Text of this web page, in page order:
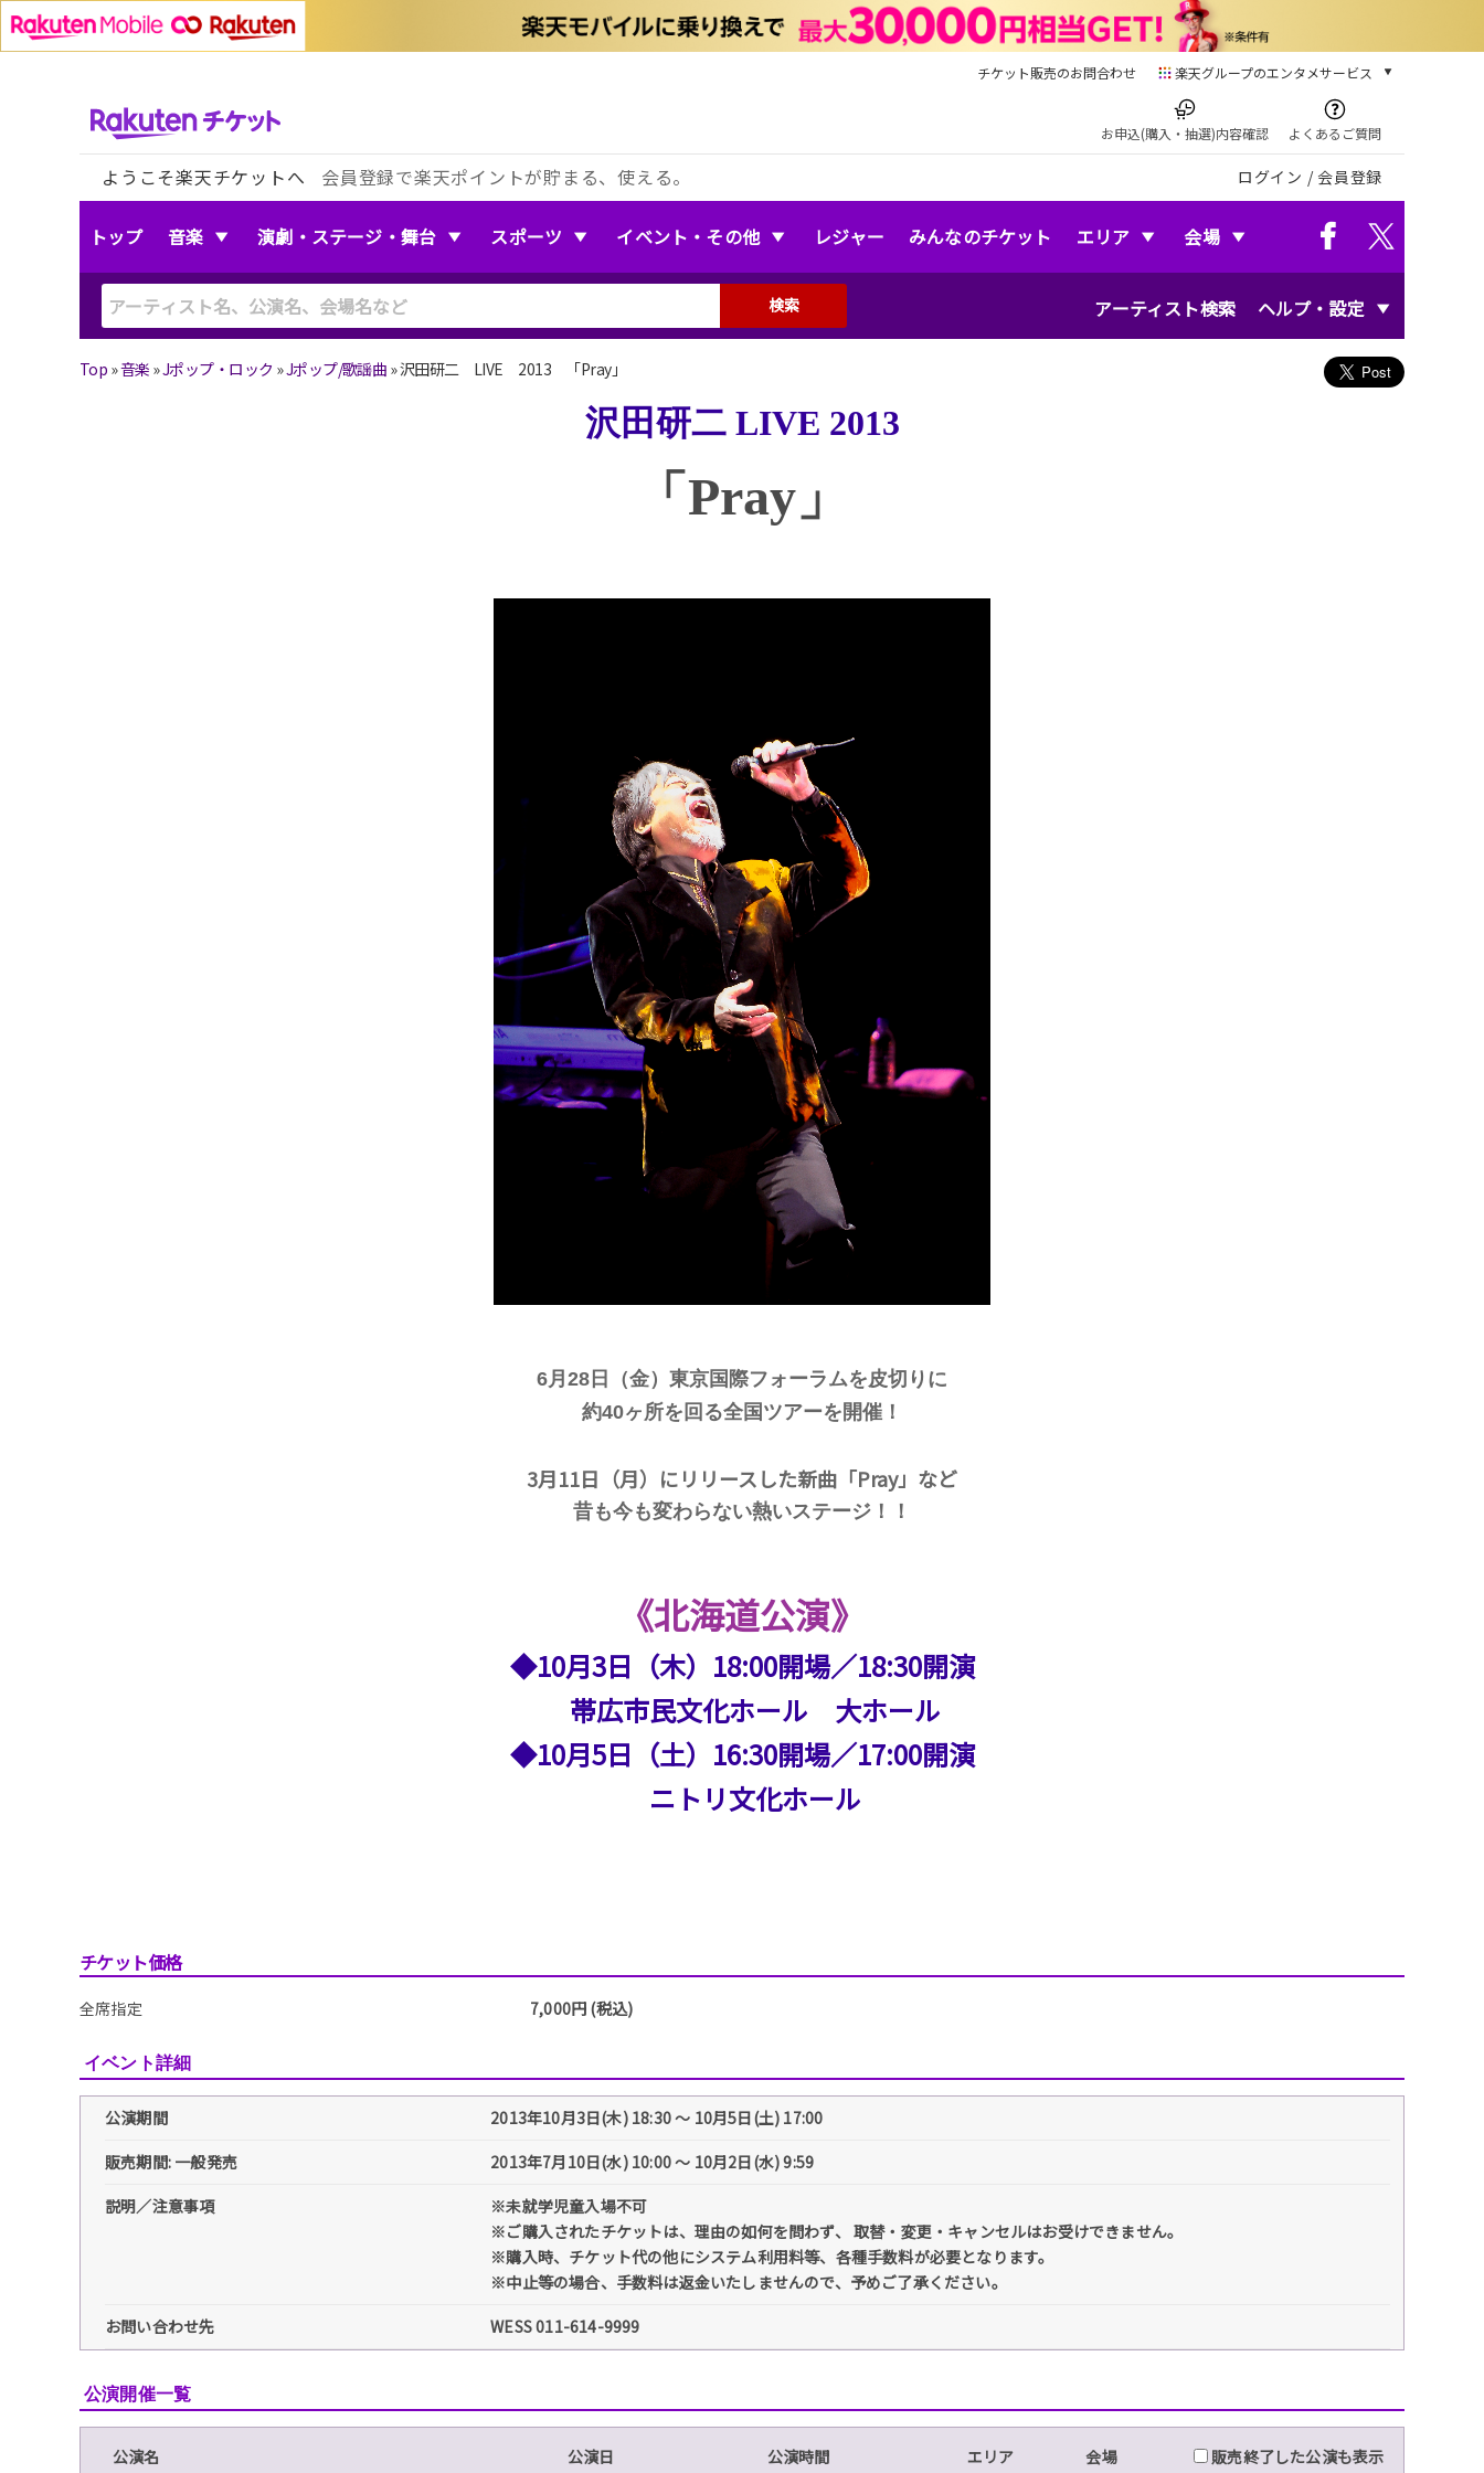
チケット販売のお問合わせ 楽天グループのエンタメサービス
本/ゲーム/CD/DVD
楽天ブックス
電子書籍
楽天Kobo
音楽配信
お申込(購入・抽選)内容確認 よくあるご質問
ようこそ楽天チケットへ 会員登録で楽天ポイントが貯まる、使える。 ログイン / 会員登録
トップ 音楽 演劇・ステージ・舞台 スポーツ イベント・その他 レジャー みんなのチケット エリア 会場
アーティスト検索 ヘルプ・設定
検索
Top »音楽 »Jポップ・ロック »Jポップ/歌謡曲 »沢田研二 LIVE 2013 「Pray」
沢田研二 LIVE 2013
「Pray」
6月28日（金）東京国際フォーラムを皮切りに
約40ヶ所を回る全国ツアーを開催！
3月11日（月）にリリースした新曲「Pray」など
昔も今も変わらない熱いステージ！！
《北海道公演》
◆10月3日（木）18:00開場／18:30開演
帯広市民文化ホール 大ホール
◆10月5日（土）16:30開場／17:00開演
ニトリ文化ホール
チケット価格
全席指定 7,000円 (税込)
イベント詳細
公演期間
2013年10月3日(木) 18:30 〜 10月5日(土) 17:00
販売期間: 一般発売
2013年7月10日(水) 10:00 〜 10月2日(水) 9:59
説明／注意事項
※未就学児童入場不可
※ご購入されたチケットは、理由の如何を問わず、 取替・変更・キャンセルはお受けできません。
※購入時、チケット代の他にシステム利用料等、各種手数料が必要となります。
※中止等の場合、手数料は返金いたしませんので、予めご了承ください。
お問い合わせ先
WESS 011-614-9999
公演開催一覧
公演名 公演日 公演時間 エリア 会場 販売終了した公演も表示